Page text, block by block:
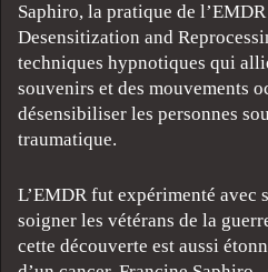
Saphiro, la pratique de
Desensitization and
techniques hypnotiques qui
souvenirs et des mouvements
désensibiliser les personnes
traumatique.
L’EMDR fut expérimenté avec
soigner les vétérans de la
cette découverte est aussi